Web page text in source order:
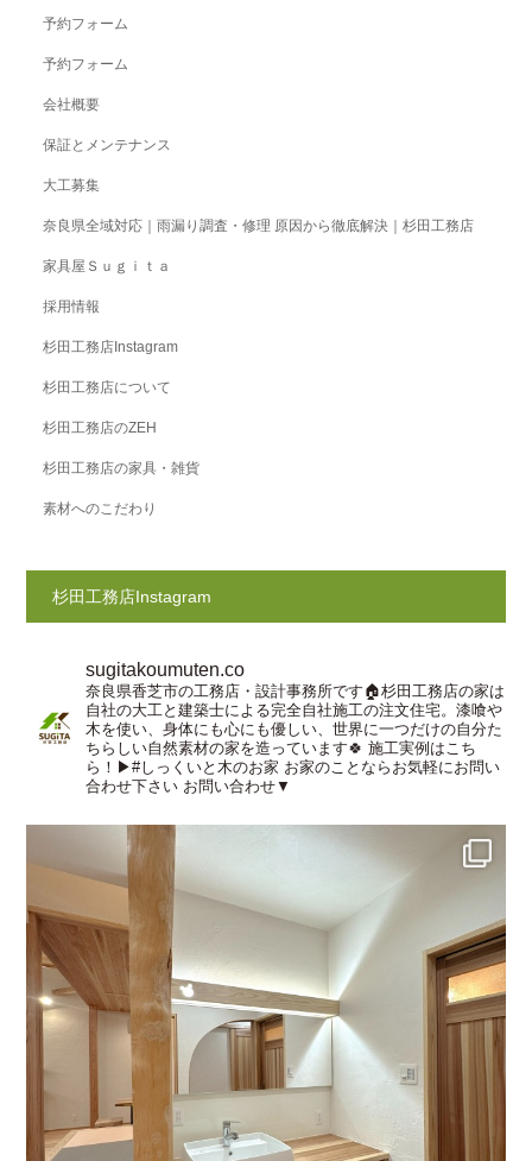
予約フォーム
予約フォーム
会社概要
保証とメンテナンス
大工募集
奈良県全域対応｜雨漏り調査・修理 原因から徹底解決｜杉田工務店
家具屋Ｓｕｇｉｔａ
採用情報
杉田工務店Instagram
杉田工務店について
杉田工務店のZEH
杉田工務店の家具・雑貨
素材へのこだわり
杉田工務店Instagram
sugitakoumuten.co
奈良県香芝市の工務店・設計事務所です🏠杉田工務店の家は
自社の大工と建築士による完全自社施工の注文住宅。漆喰や
木を使い、身体にも心にも優しい、世界に一つだけの自分た
ちらしい自然素材の家を造っています🍀 施工実例はこち
ら！▶︎#しっくいと木のお家 お家のことならお気軽にお問い
合わせ下さい お問い合わせ▼